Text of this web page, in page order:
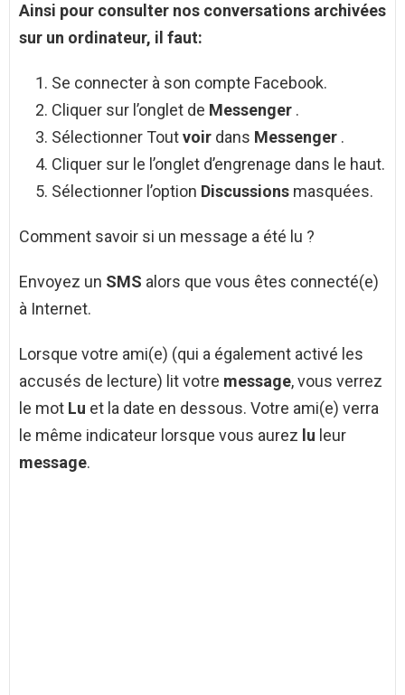
Ainsi pour consulter nos conversations archivées
sur un ordinateur, il faut:
Se connecter à son compte Facebook.
Cliquer sur l’onglet de Messenger .
Sélectionner Toutvoir dans Messenger .
Cliquer sur le l’onglet d’engrenage dans le haut.
Sélectionner l’option Discussions masquées.
Comment savoir si un message a été lu ?
Envoyez un SMS alors que vous êtes connecté(e)
à Internet.
Lorsque votre ami(e) (qui a également activé les
accusés de lecture) lit votre message, vous verrez
le mot Lu et la date en dessous. Votre ami(e) verra
le même indicateur lorsque vous aurez lu leur
message.